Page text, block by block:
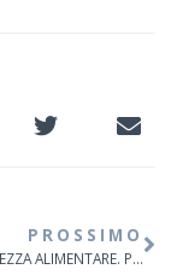
PROSSIMO
FOCUS SICUREZZA ALIMENTARE. Piano di autocontrollo (HACCP) corretta scelta dei CCP.